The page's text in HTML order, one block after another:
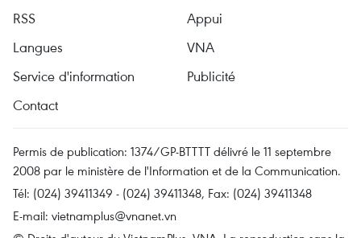
RSS
Appui
Langues
VNA
Service d'information
Publicité
Contact
Permis de publication: 1374/GP-BTTTT délivré le 11 septembre
2008 par le ministère de l'Information et de la Communication.
Tél: (024) 39411349 - (024) 39411348, Fax: (024) 39411348
E-mail: vietnamplus@vnanet.vn